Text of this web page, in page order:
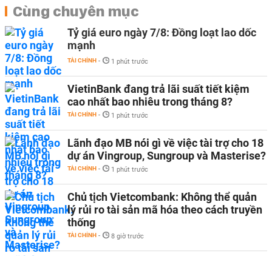
Cùng chuyên mục
Tỷ giá euro ngày 7/8: Đồng loạt lao dốc
mạnh
TÀI CHÍNH - 1 phút trước
VietinBank đang trả lãi suất tiết kiệm
cao nhất bao nhiêu trong tháng 8?
TÀI CHÍNH - 1 phút trước
Lãnh đạo MB nói gì về việc tài trợ cho 18
dự án Vingroup, Sungroup và Masterise?
TÀI CHÍNH - 1 phút trước
Chủ tịch Vietcombank: Không thể quản
lý rủi ro tài sản mã hóa theo cách truyền
thống
TÀI CHÍNH - 8 giờ trước